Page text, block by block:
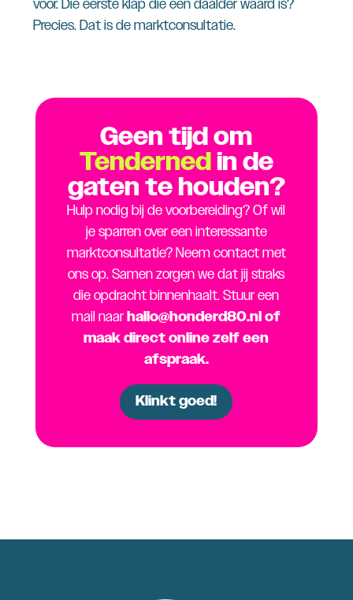
voor. Die eerste klap die een daalder waard is?
Precies. Dat is de marktconsultatie.
Geen tijd om
Tendernedin de
gaten te houden?
Hulp nodig bij de voorbereiding? Of wil
je sparren over een interessante
marktconsultatie? Neem contact met
ons op. Samen zorgen we dat jij straks
die opdracht binnenhaalt. Stuur een
mail naarhallo@honderd80.nlof
maak direct online zelf een
afspraak.
Klinkt goed!